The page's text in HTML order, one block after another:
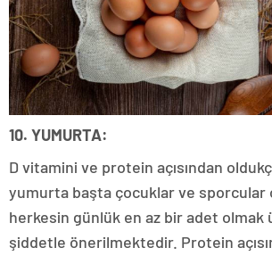
10. YUMURTA:
D vitamini ve protein açısından
yumurta başta çocuklar ve sporcular
herkesin günlük en az bir adet
şiddetle önerilmektedir. Protein